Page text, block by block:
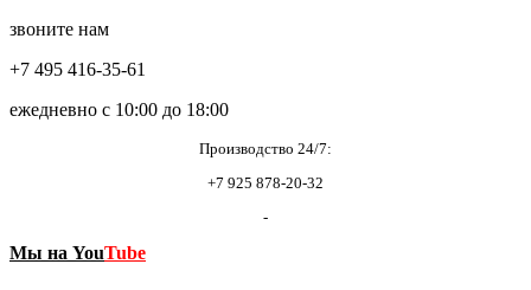
звоните нам
+7 495 416-35-61
ежедневно с 10:00 до 18:00
Производство 24/7:
+7 925 878-20-32
-
Мы на YouTube